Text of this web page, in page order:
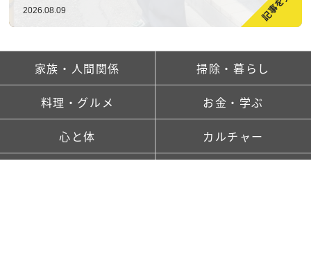
2026.08.09
家族・人間関係 掃除・暮らし
料理・グルメ お金・学ぶ
心と体 カルチャー